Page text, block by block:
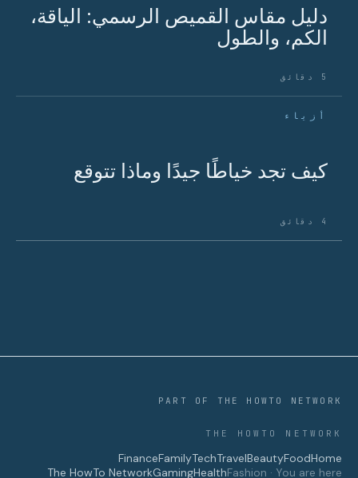
دليل مقاس القميص الرسمي: الياقة،
الكم، والطول
5 دقائق
أزياء
كيف تجد خياطًا جيدًا وماذا تتوقع
4 دقائق
PART OF THE HOWTO NETWORK
THE HOWTO NETWORK
Home
Food
Beauty
Travel
Tech
Family
Finance
Fashion · You are here
Health
Gaming
The HowTo Network